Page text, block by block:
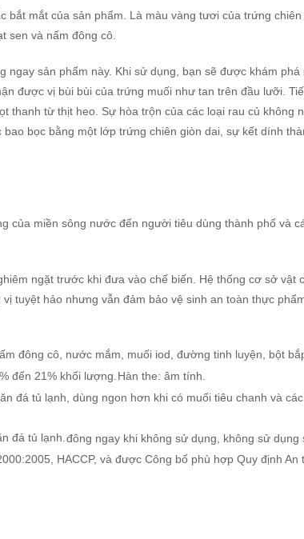
mắt của sản phẩm. Là màu vàng tươi của trứng
sen và nấm đông cô.
sản phẩm này. Khi sử dụng, bạn sẽ được khám
được vị bùi bùi của trứng muối như tan trên đầu lưỡi.
từ thịt heo. Sự hòa trộn của các loại rau củ không
bọc bằng một lớp trứng chiên giòn dai, sự kết dính
miền sông nước đến người tiêu dùng thành phố và
ngặt trước khi đưa vào chế biến. Hệ thống cơ sở vật
tuyệt hảo nhưng vẫn đảm bảo vệ sinh an toàn thực
đông cô, nước mắm, muối iod, đường tinh luyện, bột
đến 21% khối lượng. Hàn the: âm tính.
đá tủ lạnh, dùng ngon hơn khi có muối tiêu chanh và
đá tủ lạnh.
HACCP, và được Công bố phù hợp Quy định
đông ngay khi không sử dụng, không sử dụng